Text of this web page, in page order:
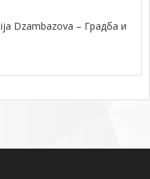
Dzambazova – Градба и